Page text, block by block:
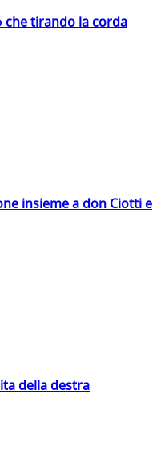
che tirando la corda
insieme a don Ciotti e
della destra